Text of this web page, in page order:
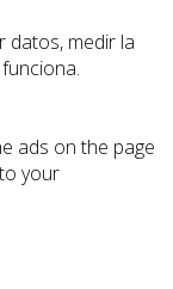
datos, medir la
ads on the page
your